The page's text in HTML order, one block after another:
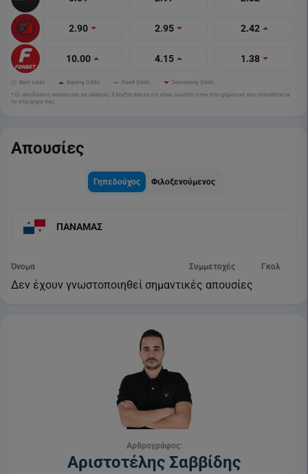
2.90 2.95 2.42
10.00 4.15 1.38
Best odds Raising Odds Fixed Odds
Decreasing Odds
* Οι αποδόσεις υπόκεινται σε αλλαγές. Ελέγξτε πάντα ότι είναι σωστές στην στοιχηματική που τοποθετείτε
το στοίχημα σας.
Απουσίες
Γηπεδούχος Φιλοξενούμενος
ΠΑΝΑΜΑΣ
Όνομα Συμμετοχές Γκολ
Δεν έχουν γνωστοποιηθεί σημαντικές απουσίες
Αρθρογράφος:
Αριστοτέλης Σαββίδης